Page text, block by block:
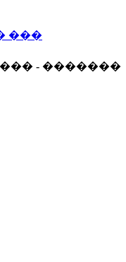
���
- �������